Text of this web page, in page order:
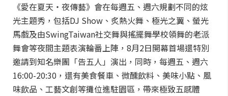
《愛在夏天・夜傳藝》會在每週五、週六規劃不同的炫
光主題秀，包括DJ Show、炙熱火舞、極光之翼、螢光
馬戲及由SwingTaiwan社交舞與搖擺舞學校領舞的老派
舞會等夜間主題表演輪番上陣，8月2日開幕首場還特別
邀請到知名樂團「告五人」演出，同時，每週五、週六
16:00-20:30，還有美食餐車、微醺飲料、美味小點、風
味飲品、工藝文創等攤位進駐園區，帶來極致五感體